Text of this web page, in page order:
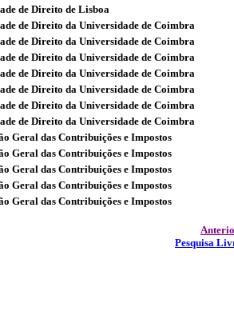
de Direito de Lisboa
de Direito da Universidade de Coimbra
de Direito da Universidade de Coimbra
de Direito da Universidade de Coimbra
de Direito da Universidade de Coimbra
de Direito da Universidade de Coimbra
de Direito da Universidade de Coimbra
de Direito da Universidade de Coimbra
Geral das Contribuições e Impostos
Geral das Contribuições e Impostos
Geral das Contribuições e Impostos
Geral das Contribuições e Impostos
Geral das Contribuições e Impostos
Pesquisa